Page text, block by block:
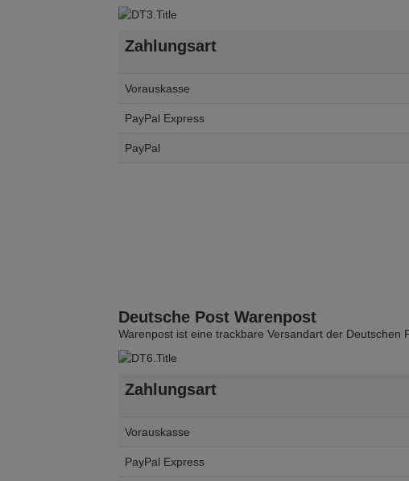
Zahlungsart
Vorauskasse
PayPal Express
PayPal
Deutsche Post Warenpost
Warenpost ist eine trackbare Versandart der Deutschen
Zahlungsart
Vorauskasse
PayPal Express